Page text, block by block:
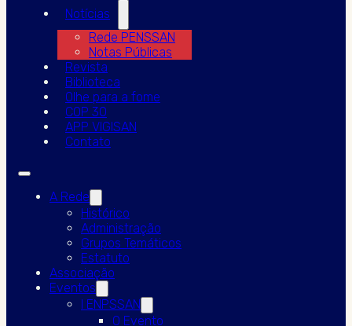
Notícias
Rede PENSSAN
Notas Públicas
Revista
Biblioteca
Olhe para a fome
COP 30
APP VIGISAN
Contato
A Rede
Histórico
Administração
Grupos Temáticos
Estatuto
Associação
Eventos
I ENPSSAN
O Evento